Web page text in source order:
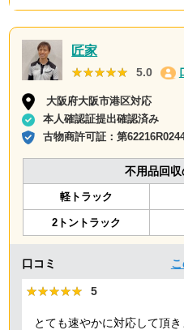
匠家
★★★★★
★★★★★ 5.0
大阪府大阪市港区対応
本人確認証提出確認済み
古物商許可証：第
不用品回
軽トラック
2トントラック
口コミ
★★★★★
★★★★★ 5
とても速やかに対応して頂